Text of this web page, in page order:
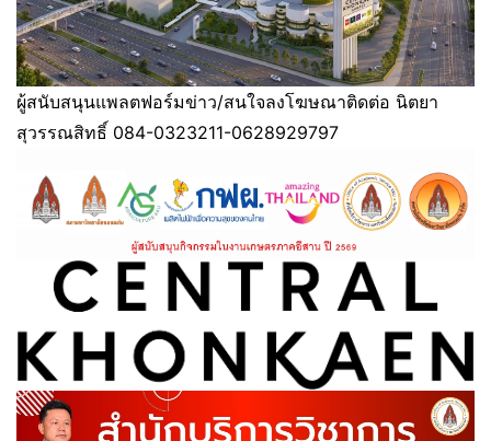
ผู้สนับสนุนแพลตฟอร์มข่าว/สนใจลงโฆษณาติดต่อ นิตยา
สุวรรณสิทธิ์ 084-0323211-0628929797